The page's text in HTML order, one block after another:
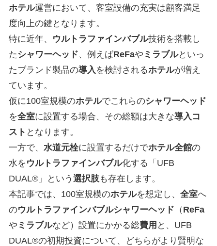
ホテル運営において、客室設備の充実は顧客満足
度向上の鍵となります。
特に近年、
ウルトラファインバブル技術を搭載し
た シャワーヘッド、例えばReFaや ミラブルといっ
たブランド製品の導入 を検討されるホテルが増え
ています。
仮に100室規模のホテルでこれらのシャワーヘッド
を全室に設置する場合、その総額は大きな導入コ
スト となります。
一方で、 水道元栓に設置するだけでホテル全館の
水を ウルトラファインバブル化する「UFB
DUAL®」という 選択肢も存在します。
本記事では、100室規模のホテルを想定し、 全室へ
のウルトラファインバブルシャワーヘッド （ ReFa
や ミラブルなど）設置にかかる総費用 と、UFB
DUAL®の初期投資について、どちらがより賢明な